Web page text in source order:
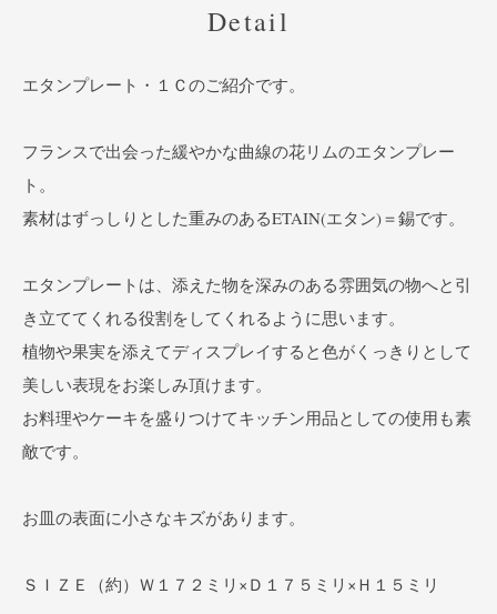
Detail
エタンプレート・１Ｃのご紹介です。
フランスで出会った緩やかな曲線の花リムのエタンプレー
ト。
素材はずっしりとした重みのあるETAIN(エタン)＝錫です。
エタンプレートは、添えた物を深みのある雰囲気の物へと引
き立ててくれる役割をしてくれるように思います。
植物や果実を添えてディスプレイすると色がくっきりとして
美しい表現をお楽しみ頂けます。
お料理やケーキを盛りつけてキッチン用品としての使用も素
敵です。
お皿の表面に小さなキズがあります。
ＳＩＺＥ（約）Ｗ１７２ミリ×Ｄ１７５ミリ×Ｈ１５ミリ